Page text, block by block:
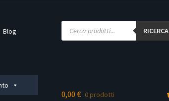
Blog
Products
search RICERCA
0,00 € 0 prodotti